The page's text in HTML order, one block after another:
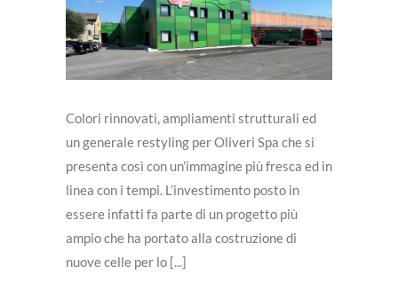
Colori rinnovati, ampliamenti strutturali ed
un generale restyling per Oliveri Spa che si
presenta così con un’immagine più fresca ed in
linea con i tempi. L’investimento posto in
essere infatti fa parte di un progetto più
ampio che ha portato alla costruzione di
nuove celle per lo [...]